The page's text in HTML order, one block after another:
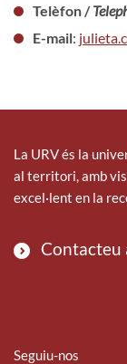
Telèfon /
E-mail:
La URV és la
al territori, amb
excel·lent en la
Contacteu
Seguiu-nos